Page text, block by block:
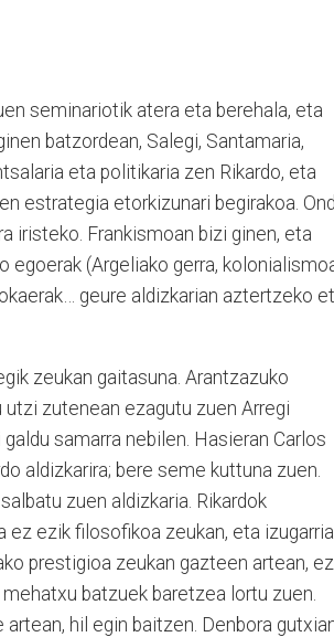
seminariotik atera eta berehala, eta
batzordean, Salegi, Santamaria,
eta politikaria zen Rikardo, eta
estrategia etorkizunari begirakoa.
iristeko. Frankismoan bizi ginen, eta
egoerak (Argeliako gerra,
geure aldizkarian aztertzeko
zeukan gaitasuna. Arantzazuko
zutenean ezagutu zuen Arregi
samarra nebilen. Hasieran Carlos
aldizkarira; bere seme kuttuna zuen.
zuen aldizkaria. Rikardok
ez ezik filosofikoa zeukan, eta izugarria
prestigioa zeukan gazteen artean, ez
batzuek baretzea lortu zuen.
hil egin baitzen. Denbora